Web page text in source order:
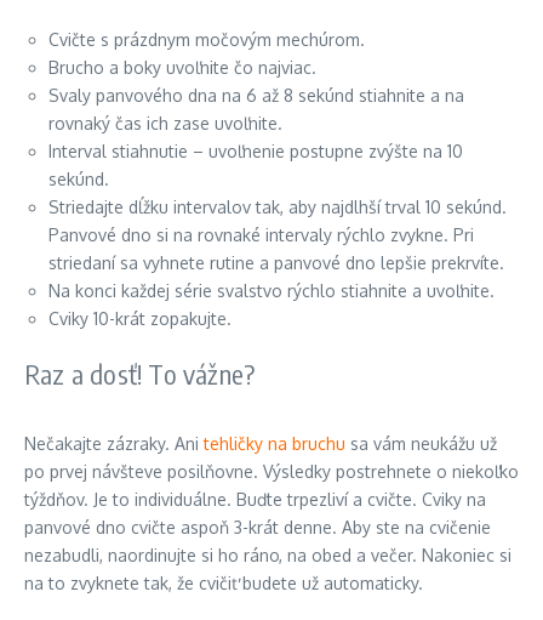
Cvičte s prázdnym močovým mechúrom.
Brucho a boky uvoľnite čo najviac.
Svaly panvového dna na 6 až 8 sekúnd stiahnite a na
rovnaký čas ich zase uvoľnite.
Interval stiahnutie – uvoľnenie postupne zvýšte na 10
sekúnd.
Striedajte dĺžku intervalov tak, aby najdlhší trval 10 sekúnd.
Panvové dno si na rovnaké intervaly rýchlo zvykne. Pri
striedaní sa vyhnete rutine a panvové dno lepšie prekrvíte.
Na konci každej série svalstvo rýchlo stiahnite a uvoľnite.
Cviky 10-krát zopakujte.
Raz a dosť! To vážne?
Nečakajte zázraky. Anitehličky na bruchu sa vám neukážu už
po prvej návšteve posilňovne. Výsledky postrehnete o niekoľko
týždňov. Je to individuálne. Buďte trpezliví a cvičte. Cviky na
panvové dno cvičte aspoň 3-krát denne. Aby ste na cvičenie
nezabudli, naordinujte si ho ráno, na obed a večer. Nakoniec si
na to zvyknete tak, že cvičiť budete už automaticky.